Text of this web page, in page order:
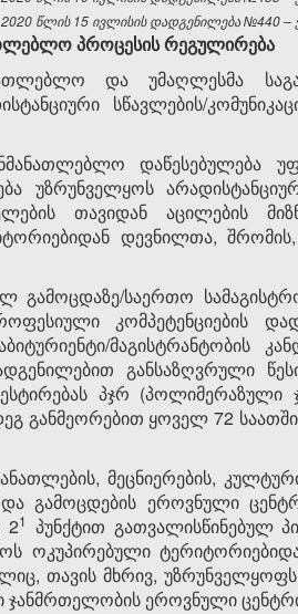
წლის 15 ივლისის დადგენილება №440 –
პროცესის რეგულირება
და უმაღლესმა
სწავლების/
დაწესებულება
უზრუნველყოს
თავიდან აცილების
დევნილთა,
გამოცდაზე/საერთო
კომპეტენციების
მაგისტრანტობის
განსაზღვრული
პჯრ
განმეორებით ყოველ 72
მეცნიერების,
და გამოცდების ეროვნული
2​1 პუნქტით გათვალისწინებულ
ოკუპირებული
თავის მხრივ,
ჯანმრთელობის ეროვნული